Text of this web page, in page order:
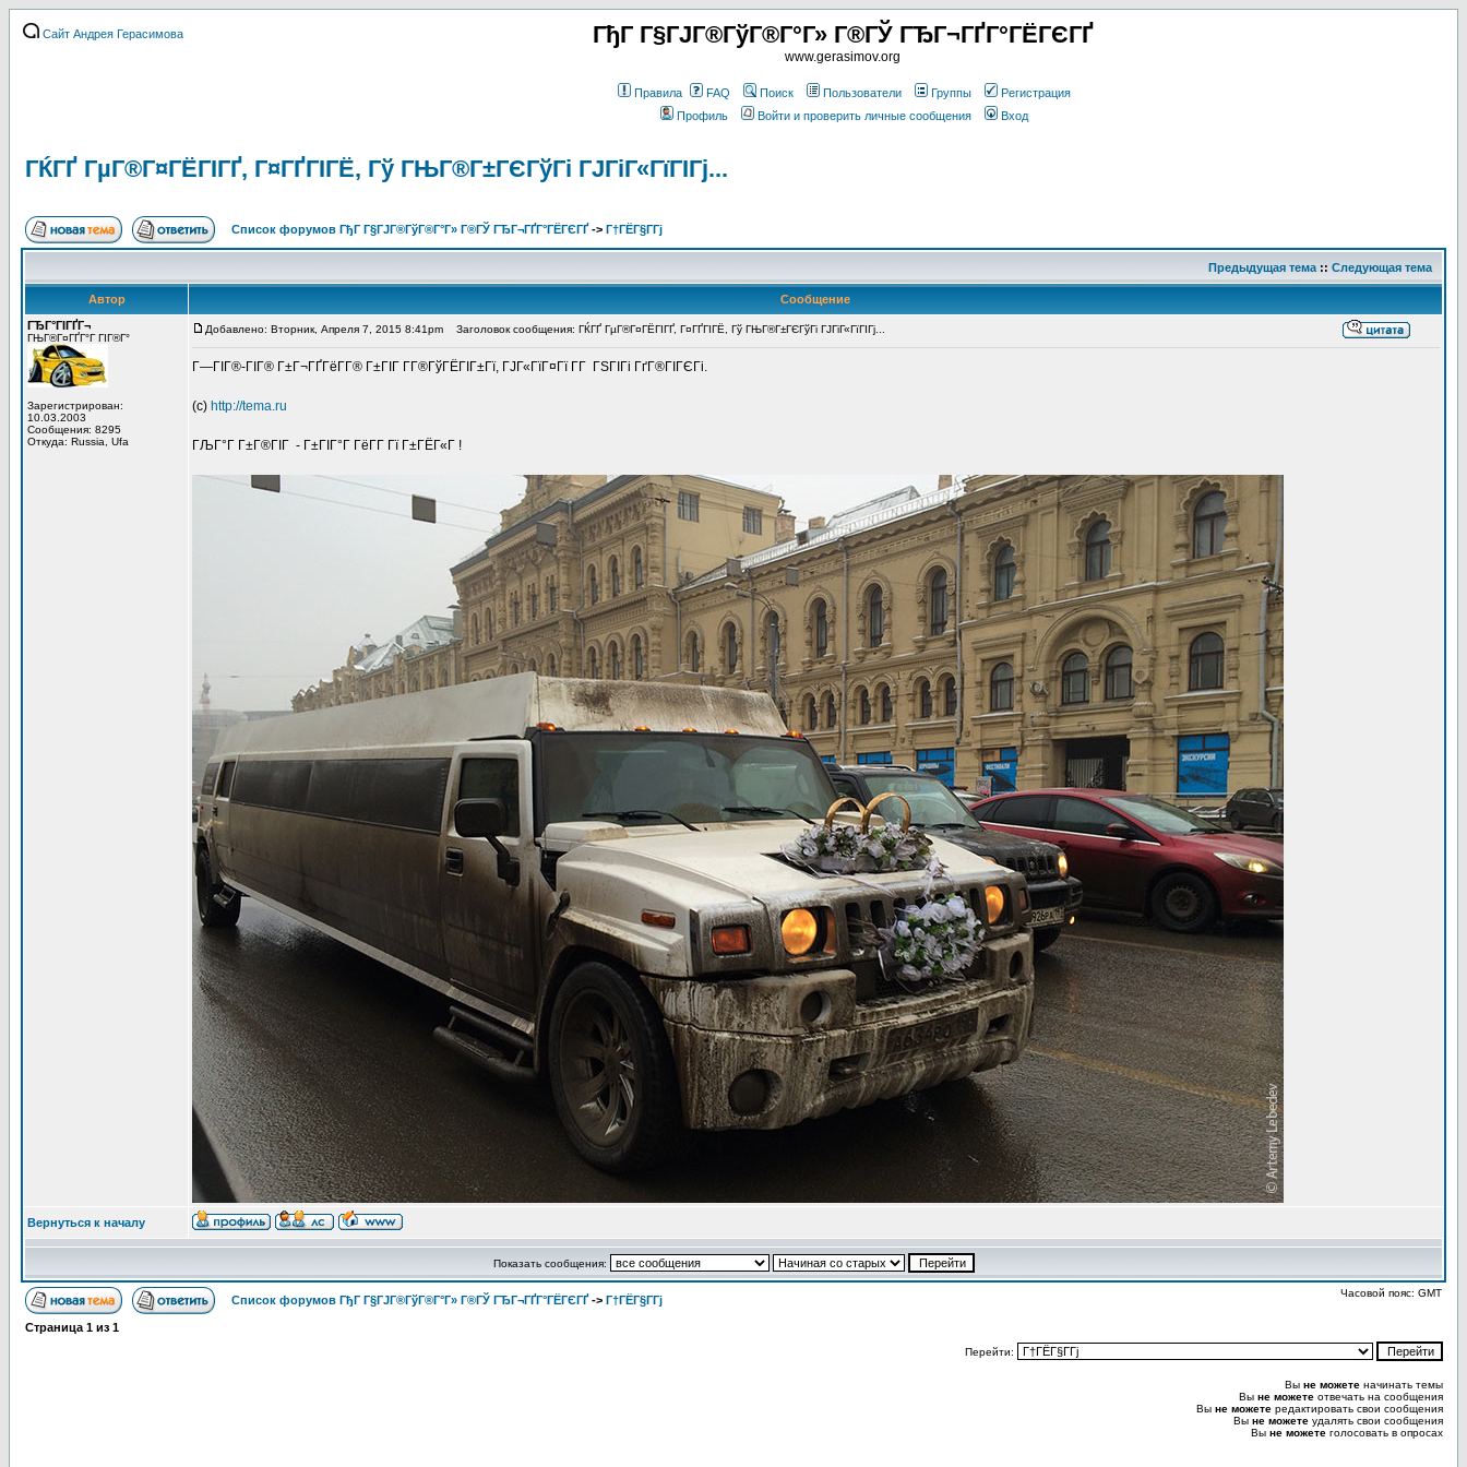
Сайт Андрея Герасимова ГђГ Г§ГЈГ®ГўГ®Г°Г» Г®ГЎ ГЂГ¬ГҐГ°ГЁГЄГҐ
www.gerasimov.org
Правила FAQ Поиск Пользователи Группы
Регистрация
Профиль
Войти и проверить личные сообщения Вход
ГЌГҐ ГµГ®Г¤ГЁГІГҐ, Г¤ГҐГІГЁ, Гў ГЊГ®Г±ГЄГўГі ГЈГіГ«ГїГІГј...
Список форумов ГђГ Г§ГЈГ®ГўГ®Г°Г» Г®ГЎ ГЂГ¬ГҐГ°ГЁГЄГҐ-> Г†ГЁГ§Г­Гј
Предыдущая тема :: Следующая тема
Автор
Сообщение
ГЂГ°ГІГҐГ¬
ГЊГ®Г¤ГҐГ°Г ГІГ®Г°
Зарегистрирован:
10.03.2003
Сообщения: 8295
Откуда: Russia, Ufa
Добавлено: Вторник, Апреля 7, 2015 8:41pm Заголовок сообщения: ГЌГҐ ГµГ®Г¤ГЁГІГҐ, Г¤ГҐГІГЁ, Гў ГЊГ®Г±ГЄГўГі ГЈГіГ«ГїГІГј...
Г—ГІГ®-ГІГ® Г±Г¬ГҐГёГ­Г® Г±ГІГ Г­Г®ГўГЁГІГ±Гї, ГЈГ«ГїГ¤Гї Г­Г ГЅГІГі ГґГ®ГІГЄГі.
(c) http://tema.ru
ГЉГ°Г Г±Г®ГІГ - Г±ГІГ°Г ГёГ­Г Гї Г±ГЁГ«Г !
Вернуться к началу
Показать сообщения:
Список форумов ГђГ Г§ГЈГ®ГўГ®Г°Г» Г®ГЎ ГЂГ¬ГҐГ°ГЁГЄГҐ-> Г†ГЁГ§Г­Гј
Часовой пояс: GMT
Страница 1 из 1
Перейти:
Вы не можете начинать темы
Вы не можете отвечать на сообщения
Вы не можете редактировать свои сообщения
Вы не можете удалять свои сообщения
Вы не можете голосовать в опросах